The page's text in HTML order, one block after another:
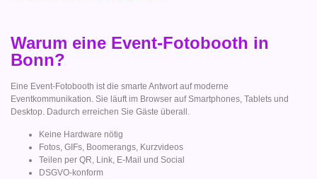
Warum eine Event-Fotobooth in
Bonn?
Eine Event-Fotobooth ist die smarte Antwort auf moderne
Eventkommunikation. Sie läuft im Browser auf Smartphones, Tablets und
Desktop. Dadurch erreichen Sie Gäste überall.
Keine Hardware nötig
Fotos, GIFs, Boomerangs, Kurzvideos
Teilen per QR, Link, E-Mail und Social
DSGVO-konform